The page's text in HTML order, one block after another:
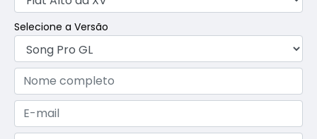
Selecione a Versão